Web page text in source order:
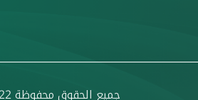
جميع الحقوق محفوظة